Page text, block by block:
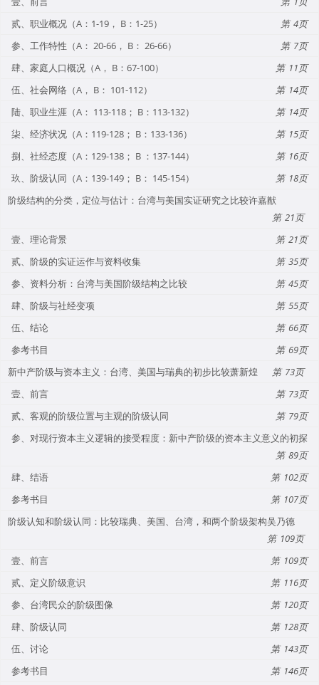
贰、职业概况（A：1-19， B：1-25）
4
参、工作特性（A： 20-66， B： 26-66）
7
肆、家庭人口概况（A， B：67-100）
11
伍、社会网络（A， B： 101-112）
14
陆、职业生涯（A： 113-118； B：113-132）
14
柒、经济状况（A：119-128； B：133-136）
15
捌、社经态度（A：129-138； B ：137-144）
16
玖、阶级认同（A：139-149； B： 145-154）
18
阶级结构的分类，定位与估计：台湾与美国实证研究之比较许嘉猷
21
壹、理论背景
21
贰、阶级的实证运作与资料收集
35
参、资料分析：台湾与美国阶级结构之比较
45
肆、阶级与社经变项
55
伍、结论
66
参考书目
69
新中产阶级与资本主义：台湾、美国与瑞典的初步比较萧新煌
73
壹、前言
73
贰、客观的阶级位置与主观的阶级认同
79
参、对现行资本主义逻辑的接受程度：新中产阶级的资本主义意义的初探
89
肆、结语
102
参考书目
107
阶级认知和阶级认同：比较瑞典、美国、台湾，和两个阶级架构吴乃德
109
壹、前言
109
贰、定义阶级意识
116
参、台湾民众的阶级图像
120
肆、阶级认同
128
伍、讨论
143
参考书目
146